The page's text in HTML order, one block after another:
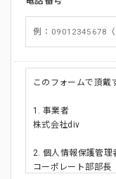
このフォームで頂戴
1. 事業者
株式会社div
2. 個人情報保護管理
コーポレート部部長